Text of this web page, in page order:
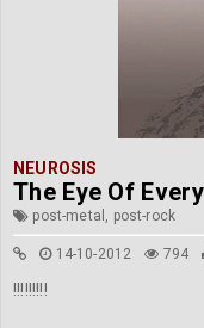
NEUROSIS
The Eye Of
post-metal, post-rock
14-10-2012 794
!!!!!!!!!